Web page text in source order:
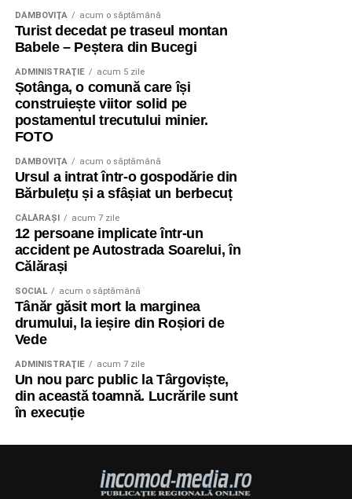
DÂMBOVIŢA acum o săptămână
Turist decedat pe traseul montan
Babele – Peștera din Bucegi
ADMINISTRAŢIE acum 5 zile
Șotânga, o comună care își
construiește viitor solid pe
postamentul trecutului minier.
FOTO
DÂMBOVIŢA acum o săptămână
Ursul a intrat într-o gospodărie din
Bărbulețu și a sfâșiat un berbecuț
CĂLĂRAŞI acum 7 zile
12 persoane implicate într-un
accident pe Autostrada Soarelui, în
Călărași
SOCIAL acum o săptămână
Tânăr găsit mort la marginea
drumului, la ieșire din Roșiori de
Vede
ADMINISTRAŢIE acum 7 zile
Un nou parc public la Târgoviște,
din această toamnă. Lucrările sunt
în execuție